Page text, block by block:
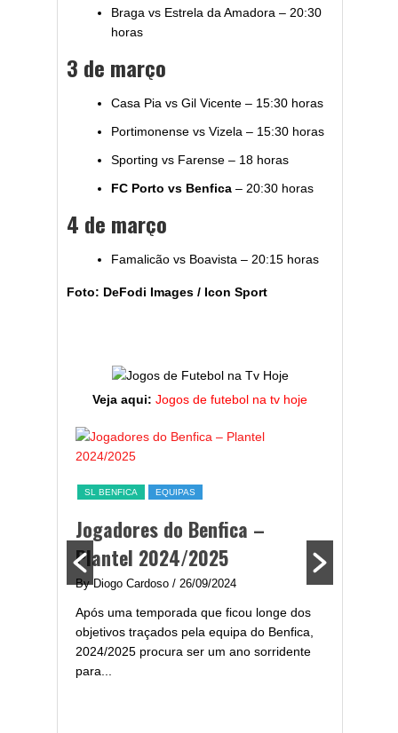
Braga vs Estrela da Amadora – 20:30
horas
3 de março
Casa Pia vs Gil Vicente – 15:30 horas
Portimonense vs Vizela – 15:30 horas
Sporting vs Farense – 18 horas
FC Porto vs Benfica – 20:30 horas
4 de março
Famalicão vs Boavista – 20:15 horas
Foto: DeFodi Images / Icon Sport
Veja aqui: Jogos de futebol na tv hoje
SL BENFICA EQUIPAS
Jogadores do Benfica –
Plantel 2024/2025
By Diogo Cardoso / 26/09/2024
Após uma temporada que ficou longe dos
objetivos traçados pela equipa do Benfica,
2024/2025 procura ser um ano sorridente
para...